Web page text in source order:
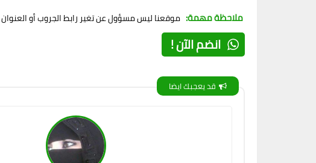
ملاحظة مهمة: موقعنا ليس مسؤول عن تغير رابط الجروب أو
انضم الآن !
قد يعجبك ايضا